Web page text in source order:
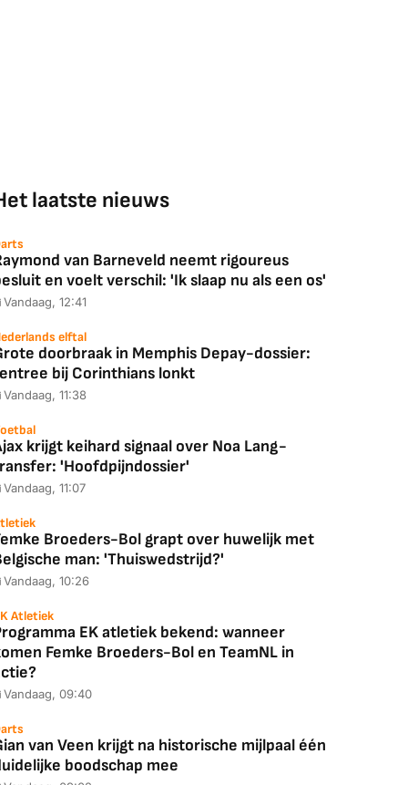
laatste nieuws
van Barneveld neemt rigoureus
en voelt verschil: 'Ik slaap nu als een os'
Vandaag, 12:41
elftal
doorbraak in Memphis Depay-dossier:
bij Corinthians lonkt
Vandaag, 11:38
krijgt keihard signaal over Noa Lang-
'Hoofdpijndossier'
Vandaag, 11:07
Broeders-Bol grapt over huwelijk met
man: 'Thuiswedstrijd?'
Vandaag, 10:26
Atletiek
EK atletiek bekend: wanneer
Femke Broeders-Bol en TeamNL in
Vandaag, 09:40
van Veen krijgt na historische mijlpaal één
boodschap mee